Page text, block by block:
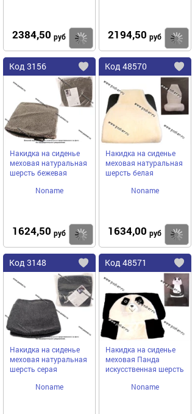
2384,50 руб Купить
2194,50 руб
Код 3156
Добавить
в
избранное
Накидка на сиденье
меховая натуральная
шерсть бежевая
Noname
1624,50 руб Купить
Код 48570
Накидка на сиденье
меховая натуральная
шерсть белая
Noname
1634,00 руб
Код 3148
Добавить
в
избранное
Накидка на сиденье
меховая натуральная
шерсть серая
Noname
Код 48571
Накидка на сиденье
меховая Панда
искусственная шерсть
Noname